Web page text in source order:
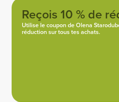
Reçois 10 % de
Utilise le coupon de Olena
réduction sur tous tes achats.